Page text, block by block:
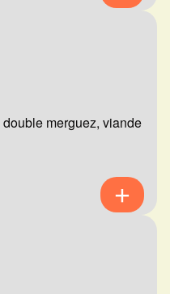
merguez, viande